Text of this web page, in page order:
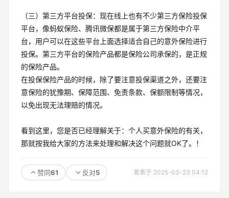
（三）第三方平台投保：现在线上也有不少第三方保险投保
平台，像蚂蚁保险、腾讯微保都是属于第三方保险中介平
台，用户可以在这些平台上面选择适合自己的意外保险进行
投保。第三方平台的保险产品都是保险公司承保的，是正规
的保险产品。
在投保保险产品的时候，除了要注意投保渠道之外，还要注
意保险的犹豫期、保障范围、免责条款、保额限制等情况，
以免出现无法理赔的情况。
看到这里，您是否已经理解关于：个人买意外保险的有关，
那就按我给大家的方法来处理和解决这个问题就OK了。！
赞同61 反对5 发表于 2025-03-23 04:12